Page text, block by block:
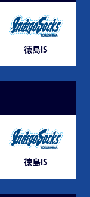
徳島IS
徳島IS